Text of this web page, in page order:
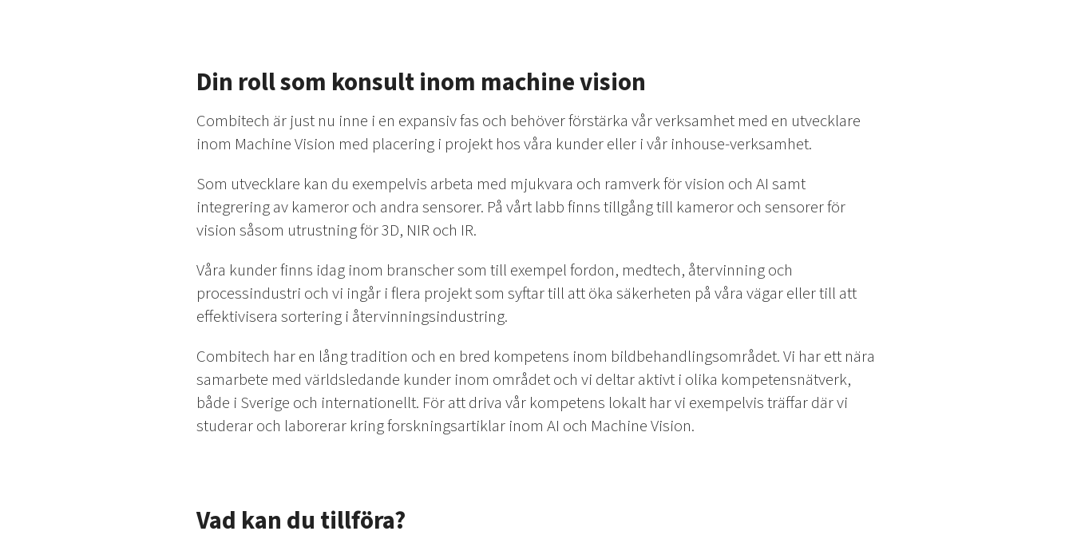
Din roll som konsult inom machine vision
Combitech är just nu inne i en expansiv fas och behöver förstärka vår verksamhet med en utvecklare
inom Machine Vision med placering i projekt hos våra kunder eller i vår inhouse-verksamhet.
Som utvecklare kan du exempelvis arbeta med mjukvara och ramverk för vision och AI samt
integrering av kameror och andra sensorer. På vårt labb finns tillgång till kameror och sensorer för
vision såsom utrustning för 3D, NIR och IR.
Våra kunder finns idag inom branscher som till exempel fordon, medtech, återvinning och
processindustri och vi ingår i flera projekt som syftar till att öka säkerheten på våra vägar eller till att
effektivisera sortering i återvinningsindustring.
Combitech har en lång tradition och en bred kompetens inom bildbehandlingsområdet. Vi har ett nära
samarbete med världsledande kunder inom området och vi deltar aktivt i olika kompetensnätverk,
både i Sverige och internationellt. För att driva vår kompetens lokalt har vi exempelvis träffar där vi
studerar och laborerar kring forskningsartiklar inom AI och Machine Vision.
Vad kan du tillföra?